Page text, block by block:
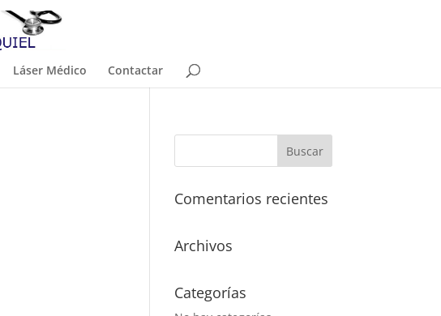
Láser Médico Contactar
Comentarios recientes
Archivos
Categorías